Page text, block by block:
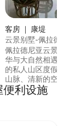
5 分（满分 5 分）
客房 ｜ 康堤
云景别墅-佩拉德
佩拉德尼亚云景别墅 斯里兰卡🇱🇰 甘
华与大自然相遇的地方 逃离喧嚣
的私人山区度假胜
山脉、清新的空气
所环绕。 时尚的4卧室豪华度假屋，专为
寻求舒适、私密和
利设施